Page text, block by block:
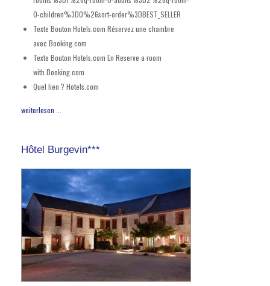
0-children%3D0%26sort-order%3DBEST_SELLER
Texte Bouton Hotels.com Réservez une chambre
avec Booking.com
Texte Bouton Hotels.com En Reserve a room
with Booking.com
Quel lien ? Hotels.com
weiterlesen ...
Hôtel Burgevin***